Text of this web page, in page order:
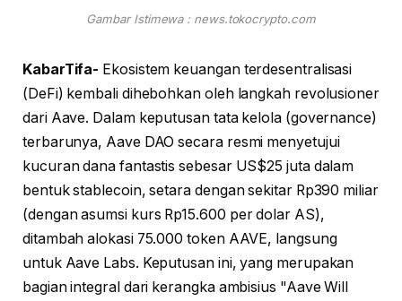
Gambar Istimewa : news.tokocrypto.com
KabarTifa- Ekosistem keuangan terdesentralisasi
(DeFi) kembali dihebohkan oleh langkah revolusioner
dari Aave. Dalam keputusan tata kelola (governance)
terbarunya, Aave DAO secara resmi menyetujui
kucuran dana fantastis sebesar US$25 juta dalam
bentuk stablecoin, setara dengan sekitar Rp390 miliar
(dengan asumsi kurs Rp15.600 per dolar AS),
ditambah alokasi 75.000 token AAVE, langsung
untuk Aave Labs. Keputusan ini, yang merupakan
bagian integral dari kerangka ambisius "Aave Will